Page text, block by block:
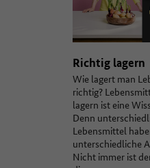
Richtig lagern
Wie lagert man
richtig?
lagern ist eine
Denn
Lebensmittel
unterschiedliche
Nicht immer ist